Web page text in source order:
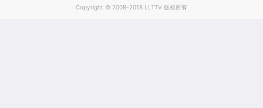
Copyright © 2008-2018 LLTTV 版权所有